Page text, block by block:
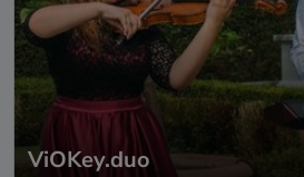
ViOKey.duo